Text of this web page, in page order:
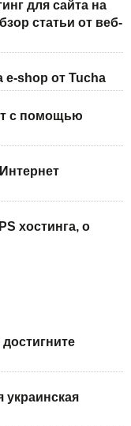
для сайта на
статьи от веб-
e-shop от Tucha
с помощью
хостинга, о
украинская